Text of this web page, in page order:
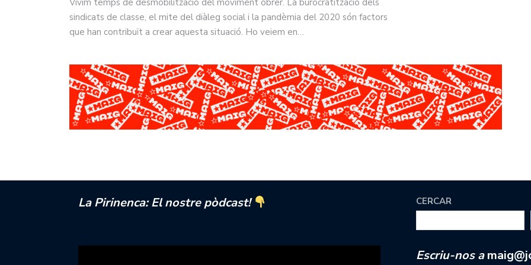
sindicats de classe, el mite del diàleg social i la pandèmia del 2020 són factors
que han contribuït a crear aquesta situació. Ho veiem en…
La Pirinenca: El nostre pòdcast! CERCAR
Escriu-nos a